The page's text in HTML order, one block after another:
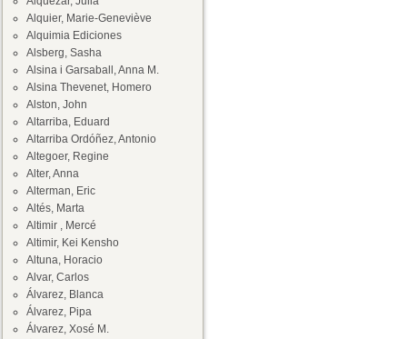
Alquier, Marie-Geneviève
Alquimia Ediciones
Alsberg, Sasha
Alsina i Garsaball, Anna M.
Alsina Thevenet, Homero
Alston, John
Altarriba, Eduard
Altarriba Ordóñez, Antonio
Altegoer, Regine
Alter, Anna
Alterman, Eric
Altés, Marta
Altimir , Mercé
Altimir, Kei Kensho
Altuna, Horacio
Alvar, Carlos
Álvarez, Blanca
Álvarez, Pipa
Álvarez, Xosé M.